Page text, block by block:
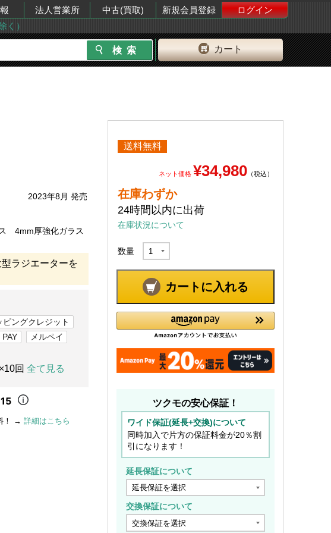
法人営業所 中古(買取) 新規会員登録
ログイン
く）
カート
2023年8月 発売
4mm厚強化ガラス
ラジエーターを
ピングクレジット
メルペイ
×10回 全て見る
！ → 詳細はこちら
送料無料
ネット価格 ¥34,980 （税込）
在庫わずか
24時間以内に出荷
在庫状況について
数量
カートに入れる
ツクモの安心保証！
ワイド保証(延長+交換)について
同時加入で片方の保証料金が20％割
引になります！
延長保証について
交換保証について